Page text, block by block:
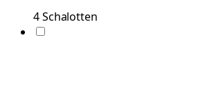
4Schalotten